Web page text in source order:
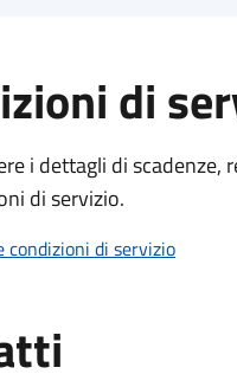
di
i dettagli di
di servizio.
condizioni di servizio